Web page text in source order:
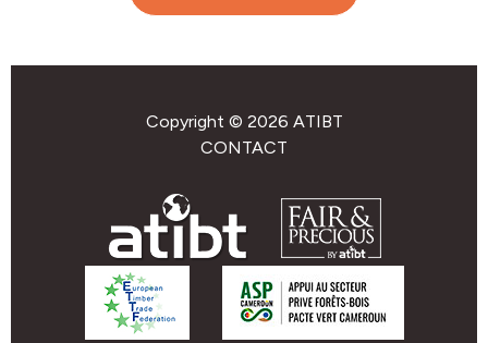
Copyright © 2026 ATIBT
CONTACT